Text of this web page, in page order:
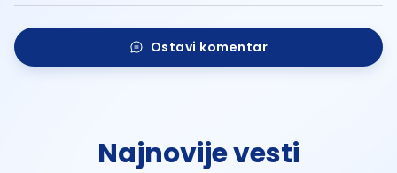
Ostavi komentar
Najnovije vesti